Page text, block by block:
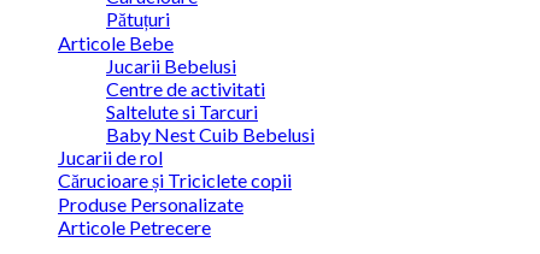
Pătuțuri
Articole Bebe
Jucarii Bebelusi
Centre de activitati
Saltelute si Tarcuri
Baby Nest Cuib Bebelusi
Jucarii de rol
Cărucioare și Triciclete copii
Produse Personalizate
Articole Petrecere